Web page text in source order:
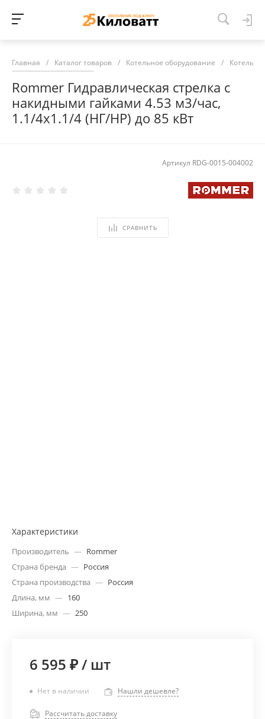
Главная / Каталог товаров / Котельное оборудование /
Rommer Гидравлическая стрелка с
накидными гайками 4.53 м3/час,
1.1/4х1.1/4 (НГ/НР) до 85 кВт
Артикул RDG-0015-004002
СРАВНИТЬ
Характеристики
Производитель — Rommer
Страна бренда — Россия
Страна производства — Россия
Длина, мм — 160
Ширина, мм — 250
6 595 ₽/ шт
Нет в наличии Нашли дешевле?
Рассчитать доставку